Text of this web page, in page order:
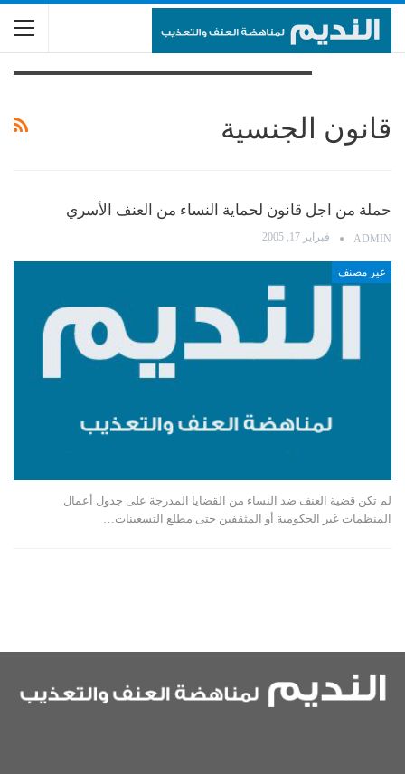
قانون الجنسية
حملة من اجل قانون لحماية النساء من العنف الأسري
ADMIN فبراير 17, 2005
غير مصنف
لم تكن قضية العنف ضد النساء من القضايا المدرجة على جدول أعمال
المنظمات غير الحكومية أو المثقفين حتى مطلع التسعينات…